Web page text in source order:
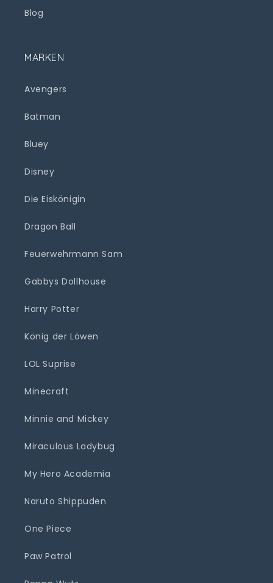
Blog
MARKEN
Avengers
Batman
Bluey
Disney
Die Eiskönigin
Dragon Ball
Feuerwehrmann Sam
Gabbys Dollhouse
Harry Potter
König der Löwen
LOL Suprise
Minecraft
Minnie and Mickey
Miraculous Ladybug
My Hero Academia
Naruto Shippuden
One Piece
Paw Patrol